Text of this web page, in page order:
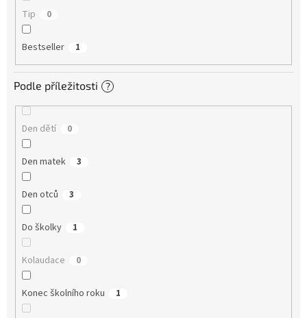
Tip 0
Bestseller 1
Podle příležitosti ?
Den dětí 0
Den matek 3
Den otců 3
Do školky 1
Kolaudace 0
Konec školního roku 1